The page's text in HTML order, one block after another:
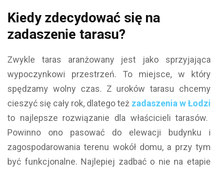
Kiedy zdecydować się na
zadaszenie tarasu?
Zwykle taras aranżowany jest jako sprzyjająca
wypoczynkowi przestrzeń. To miejsce, w który
spędzamy wolny czas. Z uroków tarasu chcemy
cieszyć się cały rok, dlatego też zadaszenia w Łodzi
to najlepsze rozwiązanie dla właścicieli tarasów.
Powinno ono pasować do elewacji budynku i
zagospodarowania terenu wokół domu, a przy tym
być funkcjonalne. Najlepiej zadbać o nie na etapie